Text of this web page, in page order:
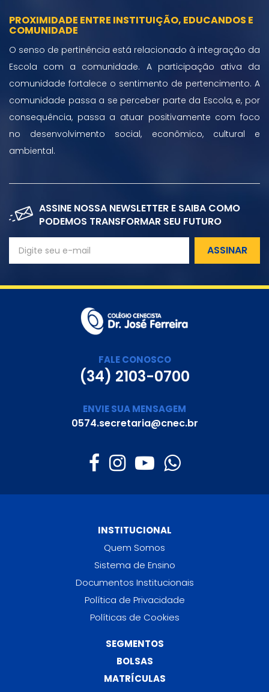
PROXIMIDADE ENTRE INSTITUIÇÃO, EDUCANDOS E
COMUNIDADE
O senso de pertinência está relacionado à integração da
Escola com a comunidade. A participação ativa da
comunidade fortalece o sentimento de pertencimento. A
comunidade passa a se perceber parte da Escola, e, por
consequência, passa a atuar positivamente com foco
no desenvolvimento social, econômico, cultural e
ambiental.
ASSINE NOSSA NEWSLETTER E SAIBA COMO
PODEMOS TRANSFORMAR SEU FUTURO
ASSINAR
FALE CONOSCO
(34) 2103-0700
ENVIE SUA MENSAGEM
0574.secretaria@cnec.br
INSTITUCIONAL
Quem Somos
Sistema de Ensino
Documentos Institucionais
Política de Privacidade
Políticas de Cookies
SEGMENTOS
BOLSAS
MATRÍCULAS